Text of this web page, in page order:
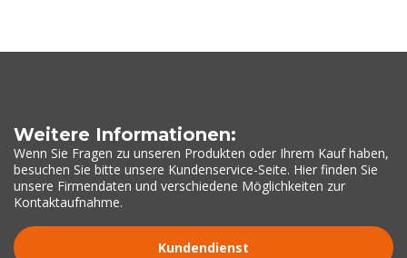
Weitere Informationen:
Wenn Sie Fragen zu unseren Produkten oder Ihrem Kauf haben,
besuchen Sie bitte unsere Kundenservice-Seite. Hier finden Sie
unsere Firmendaten und verschiedene Möglichkeiten zur
Kontaktaufnahme.
Kundendienst